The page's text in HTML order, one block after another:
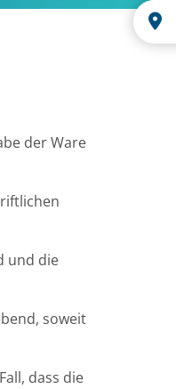
der Ware
und die
soweit
dass die